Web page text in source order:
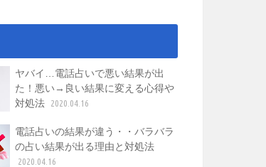
ヤバイ…電話占いで悪い結果が出
た！悪い→良い結果に変える心得や
対処法
2020.04.16
電話占いの結果が違う・・バラバラ
の占い結果が出る理由と対処法
2020.04.16